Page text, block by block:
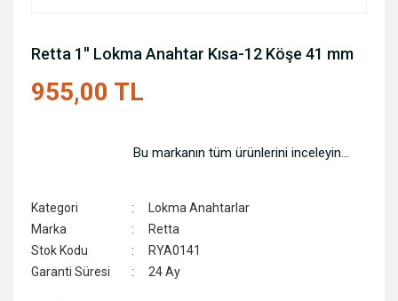
Retta 1'' Lokma Anahtar Kısa-12 Köşe 41 mm
955,00 TL
Bu markanın tüm ürünlerini inceleyin...
Kategori
Lokma Anahtarlar
Marka
Retta
Stok Kodu
RYA0141
Garanti Süresi
24 Ay